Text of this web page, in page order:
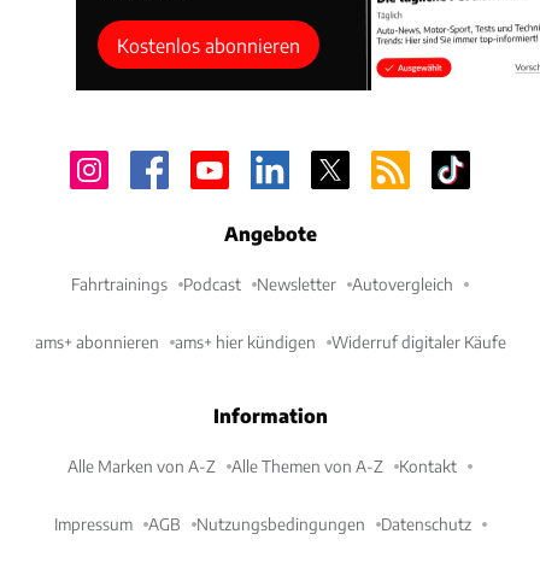
Kostenlos abonnieren
Angebote
Fahrtrainings Podcast Newsletter Autovergleich
ams+ abonnieren ams+ hier kündigen Widerruf digitaler Käufe
Information
Alle Marken von A-Z Alle Themen von A-Z Kontakt
Impressum AGB Nutzungsbedingungen Datenschutz